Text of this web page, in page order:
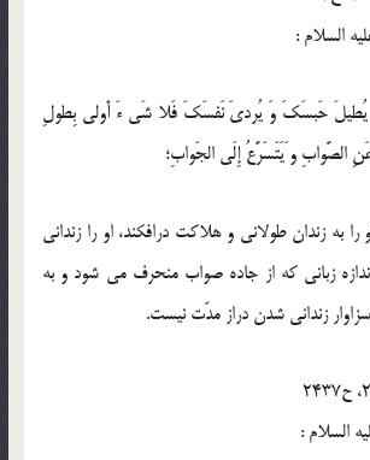
حَبسَكَ وَ يُردىَ نَفسَكَ فَلا شَى ءَ أَولى بِطولِ
و َيَتَسَرَّعُ إِلَى الجَوابِ؛
به زندان طولانى و هلاكت درافكند، او را زندانى
زبانى كه از جاده صواب منحرف مى شود و به
زندانى شدن دراز مدّت نيست.